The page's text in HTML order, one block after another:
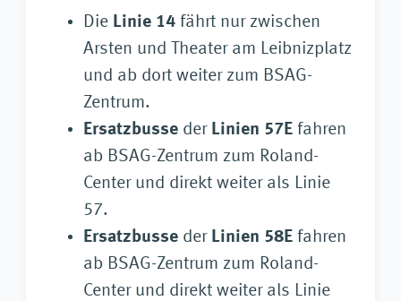
Die Linie 14 fährt nur zwischen
Arsten und Theater am Leibnizplatz
und ab dort weiter zum BSAG-
Zentrum.
Ersatzbusse der Linien 57E fahren
ab BSAG-Zentrum zum Roland-
Center und direkt weiter als Linie
57.
Ersatzbusse der Linien 58E fahren
ab BSAG-Zentrum zum Roland-
Center und direkt weiter als Linie